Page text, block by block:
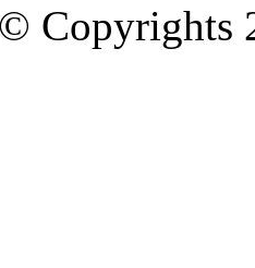
© Copyrights